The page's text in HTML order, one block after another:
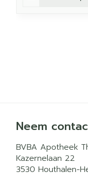
Neem
BVBA Apotheek
Kazernelaan 22
3530 Houthalen-